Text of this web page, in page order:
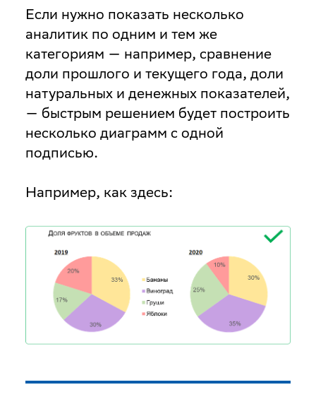
Если нужно показать несколько
аналитик по одним и тем же
категориям — например, сравнение
доли прошлого и текущего года, доли
натуральных и денежных показателей,
— быстрым решением будет построить
несколько диаграмм с одной
подписью.
Например, как здесь: